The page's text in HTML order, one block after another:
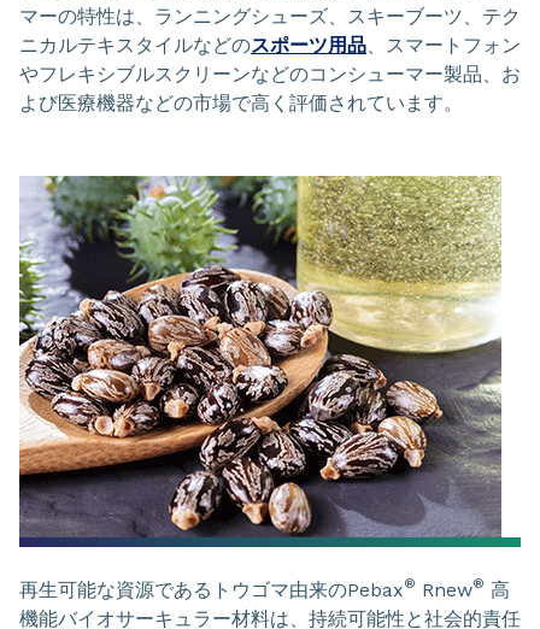
マーの特性は、ランニングシューズ、スキーブーツ、テク
ニカルテキスタイルなどのスポーツ用品、スマートフォン
やフレキシブルスクリーンなどのコンシューマー製品、お
よび医療機器などの市場で高く評価されています。
再生可能な資源であるトウゴマ由来のPebax® Rnew® 高
機能バイオサーキュラー材料は、持続可能性と社会的責任